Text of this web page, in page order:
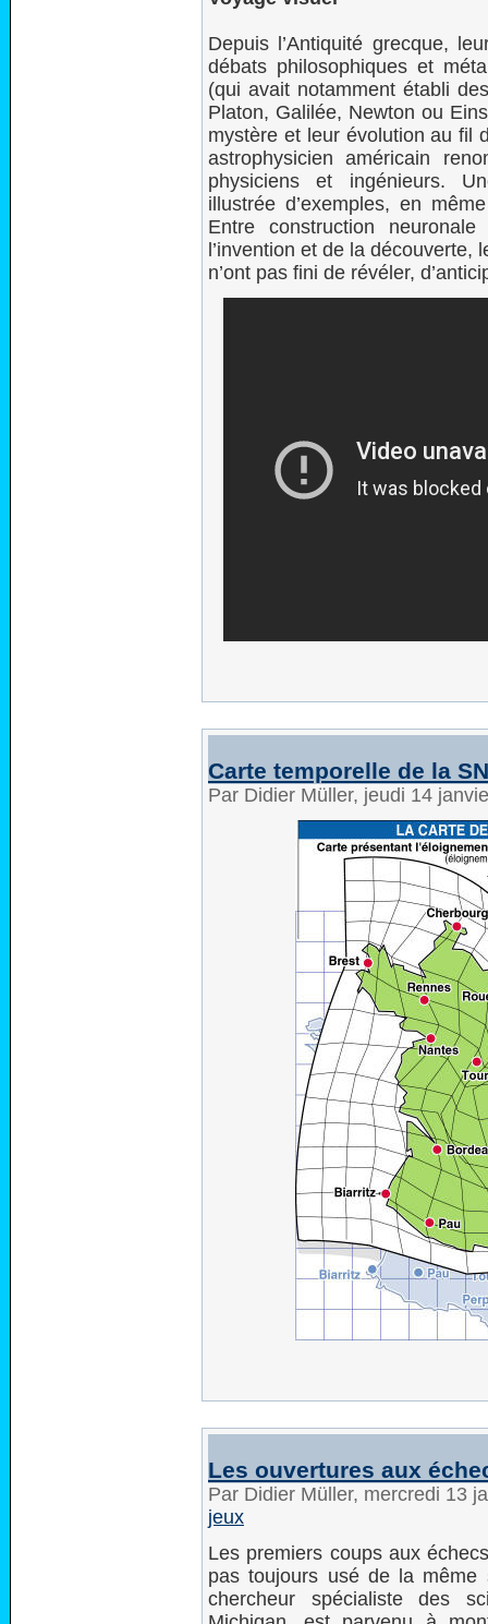
Depuis l’Antiquité grecque,
débats philosophiques et
(qui avait notamment établi
Platon, Galilée, Newton ou
mystère et leur évolution au fil
astrophysicien américain
physiciens et ingénieurs.
illustrée d’exemples, en
Entre construction
l’invention et de la découverte,
n’ont pas fini de révéler,
Carte temporelle de la
Par Didier Müller, jeudi 14
Les ouvertures aux
Par Didier Müller, mercredi 13
jeux
Les premiers coups aux
pas toujours usé de la même
chercheur spécialiste des